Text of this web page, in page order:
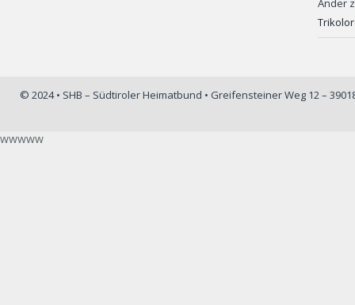
Ander
© 2024 • SHB – Südtiroler Heimatbund • Greifensteiner Weg 12 –
wwwww